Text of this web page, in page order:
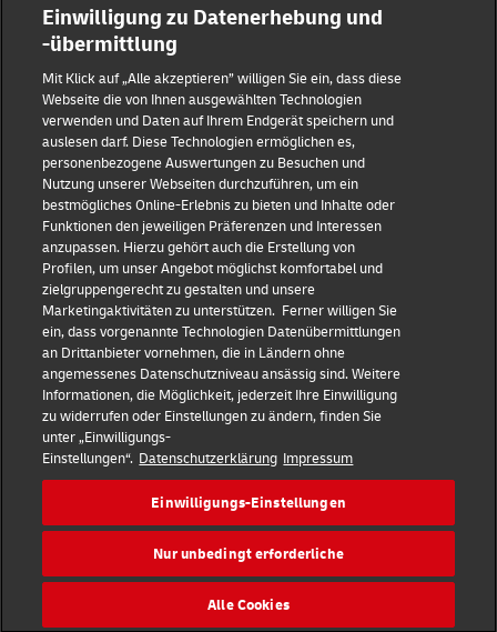
Quick Access
Reporting Hub
Impressum
Datenschutz
Haftungsausschluss
Cookie-Einstellungen
IR Kontakt
Follow us
Copyright © 2026 Deutsche Post AG
Einwilligung zu Datenerhebung und
-übermittlung
Mit Klick auf „Alle akzeptieren” willigen Sie ein, dass diese
Webseite die von Ihnen ausgewählten Technologien
verwenden und Daten auf Ihrem Endgerät speichern und
auslesen darf. Diese Technologien ermöglichen es,
personenbezogene Auswertungen zu Besuchen und
Nutzung unserer Webseiten durchzuführen, um ein
bestmögliches Online-Erlebnis zu bieten und Inhalte oder
Funktionen den jeweiligen Präferenzen und Interessen
anzupassen. Hierzu gehört auch die Erstellung von
Profilen, um unser Angebot möglichst komfortabel und
zielgruppengerecht zu gestalten und unsere
Marketingaktivitäten zu unterstützen. Ferner willigen Sie
ein, dass vorgenannte Technologien Datenübermittlungen
an Drittanbieter vornehmen, die in Ländern ohne
angemessenes Datenschutzniveau ansässig sind. Weitere
Informationen, die Möglichkeit, jederzeit Ihre Einwilligung
zu widerrufen oder Einstellungen zu ändern, finden Sie
unter „Einwilligungs-
Einstellungen“. Datenschutzerklärung Impressum
Einwilligungs-Einstellungen
Nur unbedingt erforderliche
Alle Cookies